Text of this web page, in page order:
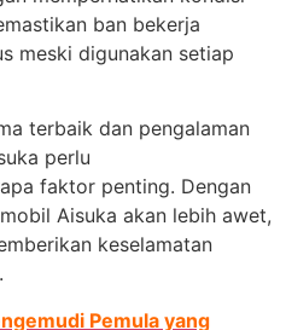
ban bekerja
meski digunakan setiap
terbaik dan pengalaman
perlu
faktor penting. Dengan
Aisuka akan lebih awet,
keselamatan
Pemula yang